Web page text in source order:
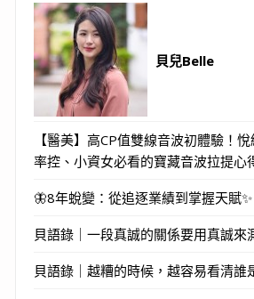
貝兒Belle
【醫美】高CP值雙線音波初體驗！
率控、小資女必看的寶藏音波拉提心
🦋8年蛻變：從追逐業績到掌握天賦✨
貝語錄｜一段真誠的關係要用真誠來
貝語錄｜越糟的時候，越容易看清誰